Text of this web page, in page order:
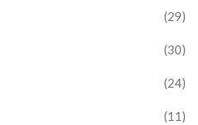
(29)
(30)
(24)
(11)